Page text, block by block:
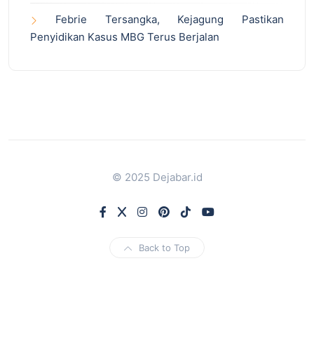
Febrie Tersangka, Kejagung Pastikan
Penyidikan Kasus MBG Terus Berjalan
© 2025 Dejabar.id
Back to Top